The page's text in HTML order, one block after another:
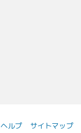
ヘルプ サイトマップ